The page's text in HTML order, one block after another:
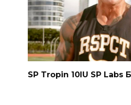
SP Tropin 10IU SP Labs